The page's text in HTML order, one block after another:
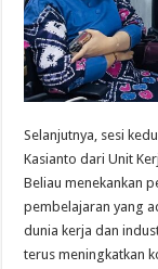
Selanjutnya, sesi
Kasianto dari Unit
Beliau menekankan
pembelajaran yang
dunia kerja dan
terus meningkatkan